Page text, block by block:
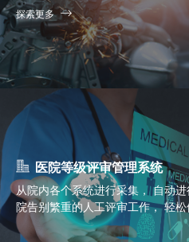
探索更多
医院等级评审管理系统
从院内各个系统进行采集， 自动
院告别繁重的人工评审工作， 轻